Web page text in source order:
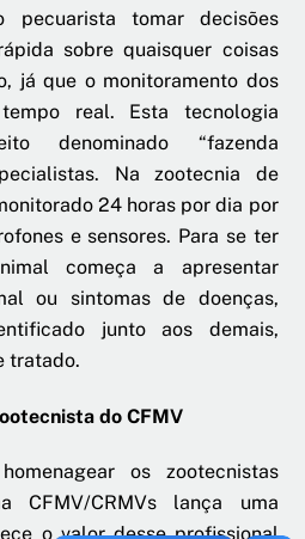
pecuarista tomar decisões
sobre quaisquer coisas
já que o monitoramento dos
real. Esta tecnologia
denominado “fazenda
Na zootecnia de
24 horas por dia por
e sensores. Para se ter
começa a apresentar
ou sintomas de doenças,
junto aos demais,
tratado.
do CFMV
os zootecnistas
CFMV/CRMVs lança uma
o valor desse profissional